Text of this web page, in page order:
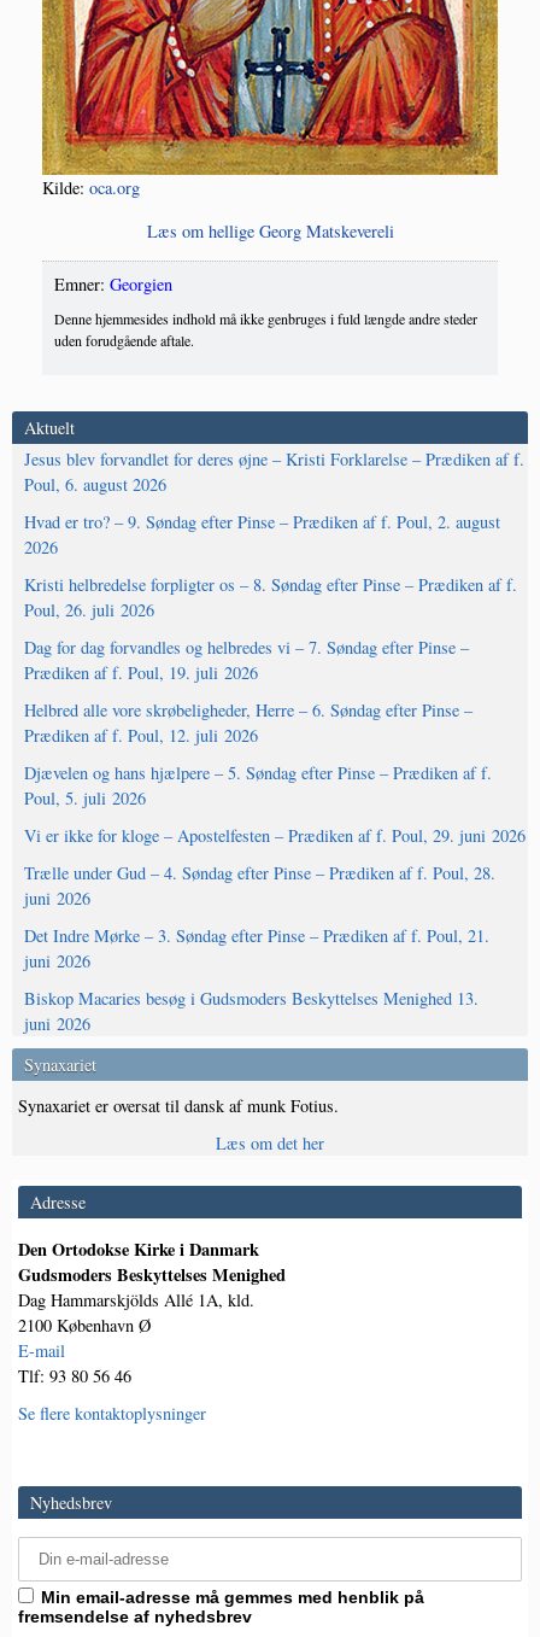
Kil­de: oca.org
Læs om hel­li­ge Georg Matskevereli
Emner: Georgien
Denne hjemmesides indhold må ikke genbruges i fuld længde andre steder
uden forudgående aftale.
Aktuelt
Jesus blev forvandlet for deres øjne – Kristi Forklarelse – Prædiken af f.
Poul, 6. august 2026
Hvad er tro? – 9. Søndag efter Pinse – Prædiken af f. Poul, 2. august
2026
Kristi helbredelse forpligter os – 8. Søndag efter Pinse – Prædiken af f.
Poul, 26. juli 2026
Dag for dag forvandles og helbredes vi – 7. Søndag efter Pinse –
Prædiken af f. Poul, 19. juli 2026
Helbred alle vore skrøbeligheder, Herre – 6. Søndag efter Pinse –
Prædiken af f. Poul, 12. juli 2026
Djævelen og hans hjælpere – 5. Søndag efter Pinse – Prædiken af f.
Poul, 5. juli 2026
Vi er ikke for kloge – Apostelfesten – Prædiken af f. Poul, 29. juni 2026
Trælle under Gud – 4. Søndag efter Pinse – Prædiken af f. Poul, 28.
juni 2026
Det Indre Mørke – 3. Søndag efter Pinse – Prædiken af f. Poul, 21.
juni 2026
Biskop Macaries besøg i Gudsmoders Beskyttelses Menighed 13.
juni 2026
Synaxariet
Synaxariet er oversat til dansk af munk Fotius.
Læs om det her
Adresse
Den Ortodokse Kirke i Danmark
Gudsmoders Beskyttelses Menighed
Dag Hammarskjölds Allé 1A, kld.
2100 København Ø
E-mail
Tlf: 93 80 56 46
Se flere kontaktoplysninger
Nyhedsbrev
Min email-adresse må gemmes med henblik på
fremsendelse af nyhedsbrev